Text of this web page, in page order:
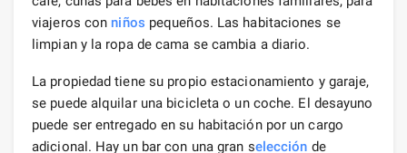
viajeros con niños pequeños. Las habitaciones se
limpian y la ropa de cama se cambia a diario.
La propiedad tiene su propio estacionamiento y garaje,
se puede alquilar una bicicleta o un coche. El desayuno
puede ser entregado en su habitación por un cargo
adicional. Hay un bar con una gran selección de